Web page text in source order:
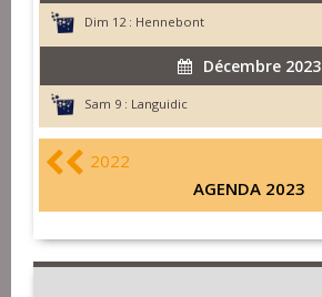
Dim 12 : Hennebont
Décembre 2023
Sam 9 : Languidic
2022
AGENDA 2023